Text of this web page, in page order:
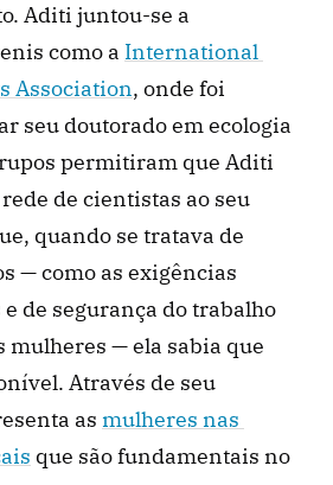
Aditi juntou-se a
como a International
Association, onde foi
seu doutorado em ecologia
permitiram que Aditi
de cientistas ao seu
quando se tratava de
— como as exigências
de segurança do trabalho
mulheres — ela sabia que
Através de seu
as mulheres nas
que são fundamentais no